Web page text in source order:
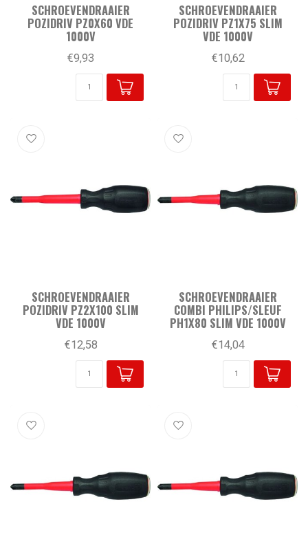
SCHROEVENDRAAIER
POZIDRIV PZ0X60 VDE
1000V
€9,93
SCHROEVENDRAAIER
POZIDRIV PZ1X75 SLIM
VDE 1000V
€10,62
SCHROEVENDRAAIER
POZIDRIV PZ2X100 SLIM
VDE 1000V
€12,58
SCHROEVENDRAAIER
COMBI PHILIPS/SLEUF
PH1X80 SLIM VDE 1000V
€14,04